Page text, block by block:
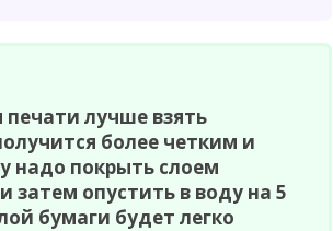
лучше взять
более четким и
надо покрыть слоем
затем опустить в воду на 5
бумаги будет легко